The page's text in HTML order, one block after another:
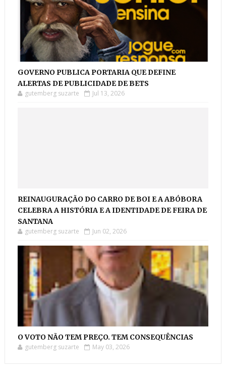
GOVERNO PUBLICA PORTARIA QUE DEFINE
ALERTAS DE PUBLICIDADE DE BETS
gutemberg suzarte Jul 13, 2026
REINAUGURAÇÃO DO CARRO DE BOI E A ABÓBORA
CELEBRA A HISTÓRIA E A IDENTIDADE DE FEIRA DE
SANTANA
gutemberg suzarte Jun 02, 2026
O VOTO NÃO TEM PREÇO. TEM CONSEQUÊNCIAS
gutemberg suzarte May 03, 2026